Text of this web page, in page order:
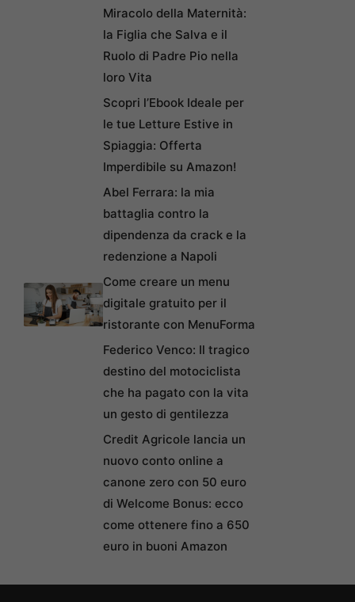
Miracolo della Maternità:
la Figlia che Salva e il
Ruolo di Padre Pio nella
loro Vita
Scopri l’Ebook Ideale per
le tue Letture Estive in
Spiaggia: Offerta
Imperdibile su Amazon!
Abel Ferrara: la mia
battaglia contro la
dipendenza da crack e la
redenzione a Napoli
Come creare un menu
digitale gratuito per il
ristorante con MenuForma
Federico Venco: Il tragico
destino del motociclista
che ha pagato con la vita
un gesto di gentilezza
Credit Agricole lancia un
nuovo conto online a
canone zero con 50 euro
di Welcome Bonus: ecco
come ottenere fino a 650
euro in buoni Amazon